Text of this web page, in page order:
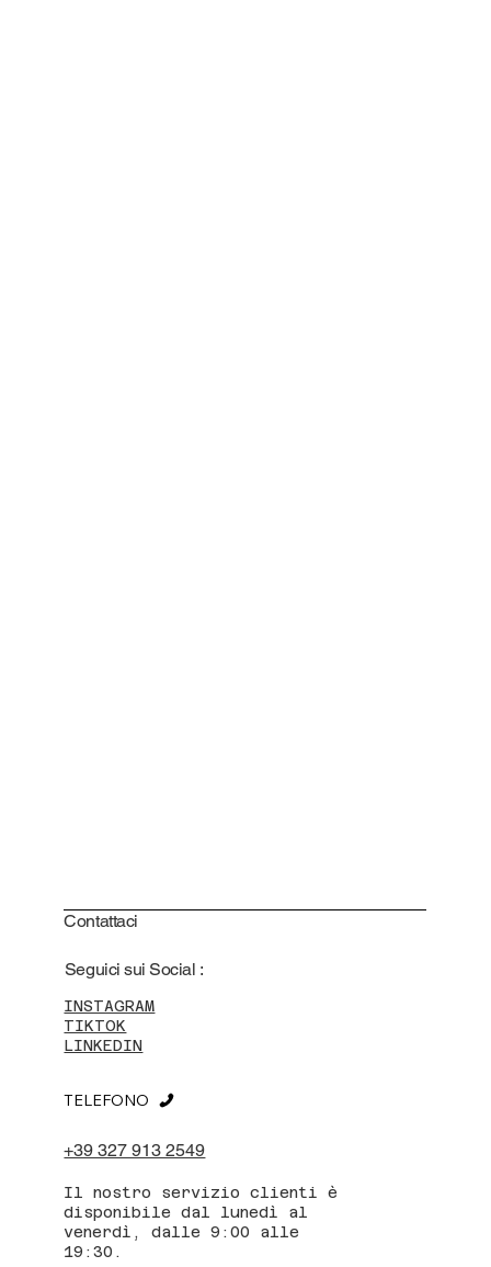
Contattaci
INSTAGRAM
TIKTOK
LINKEDIN
Seguici sui Social :
+39 327 913 2549
TELEFONO
Il nostro servizio clienti è
disponibile dal lunedì al
venerdì, dalle 9:00 alle
19:30.